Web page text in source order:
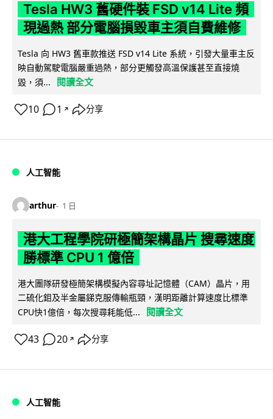
Tesla HW3 舊硬件裝 FSD v14 Lite 頻
現過熱 部分電腦損毀車主須自費維修
Tesla 向 HW3 舊車款推送 FSD v14 Lite 系統，引發大量車主反
映自動駕駛電腦嚴重過熱，部分更觸發高溫保護甚至直接燒
毀，須...
閱讀全文
10 1 ↗ 分享
人工智能
arthur 1 日
港大工程學院研極簡架構晶片 搜尋速度
勝標準 CPU 1 億倍
港大團隊研發極簡架構模擬內容尋址記憶體（CAM）晶片，用
二硫化鉬及半金屬銻克服傳輸瓶頸，漢明距離計算速度比標準
CPU快1億倍，每次搜尋耗能低...
閱讀全文
43 20 ↗ 分享
人工智能